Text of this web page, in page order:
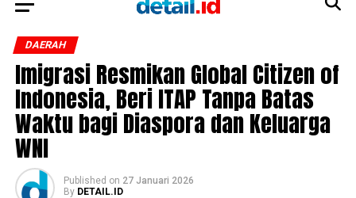
DAERAH
Imigrasi Resmikan Global Citizen of
Indonesia, Beri ITAP Tanpa Batas
Waktu bagi Diaspora dan Keluarga
WNI
Published on 27 Januari 2026
By DETAIL.ID